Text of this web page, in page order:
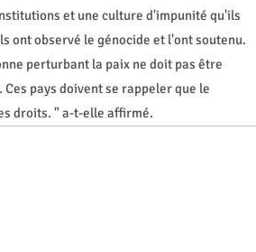
et une culture d'impunité qu'ils
ont observé le génocide et l'ont soutenu.
perturbant la paix ne doit pas être
pays doivent se rappeler que le
droits. " a-t-elle affirmé.